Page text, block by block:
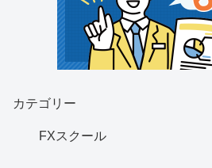
カテゴリー
FXスクール